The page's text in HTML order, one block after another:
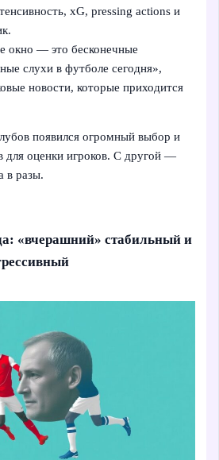
xG, pressing actions и
окно — это бесконечные
слухи в футболе сегодня»,
новости, которые приходится
появился огромный выбор и
для оценки игроков. С другой —
в разы.
«вчерашний» стабильный и